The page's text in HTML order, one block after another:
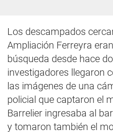
Los descampados
Ampliación Ferreyra
búsqueda desde hace
investigadores llegaron
las imágenes de una
policial que captaron el
Barrelier ingresaba al
y tomaron también el